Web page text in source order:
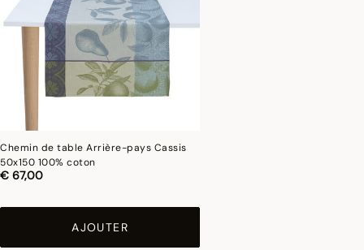
Chemin de table Arrière-pays Cassis
50x150 100% coton
€ 67,00
AJOUTER